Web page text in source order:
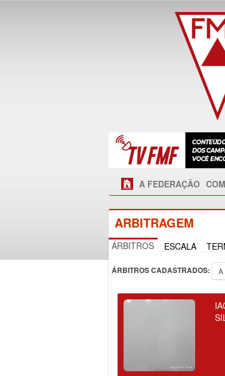
A FEDERAÇÃO
ARBITRAGEM
ÁRBITROS ESCALA
ÁRBITROS CADASTRADOS: A